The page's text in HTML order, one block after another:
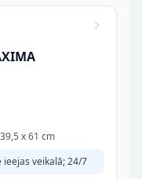
x 61 cm
ieejas veikalā; 24/7